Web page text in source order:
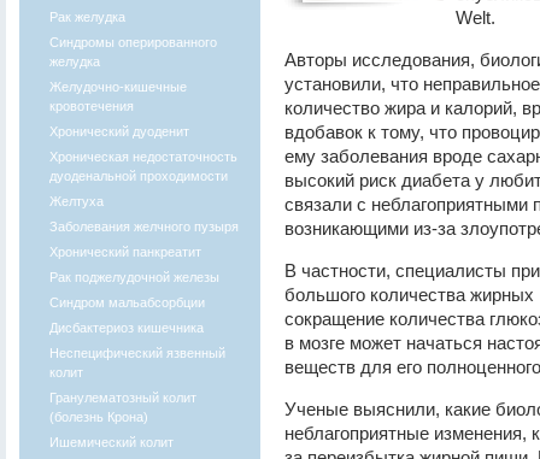
Рак желудка
Синдромы оперированного
желудка
Желудочно-кишечные
кровотечения
Хронический дуоденит
Хроническая недостаточность
дуоденальной проходимости
Желтуха
Заболевания желчного пузыря
Хронический панкреатит
Рак поджелудочной железы
Синдром мальабсорбции
Дисбактериоз кишечника
Неспецифический язвенный
колит
Гранулематозный колит
(болезнь Крона)
Ишемический колит
Welt.
Авторы исследования,
установили, что
количество жира и калорий,
вдобавок к тому, что
ему заболевания вроде
высокий риск диабета у
связали с неблагоприятными
возникающими из-за
В частности, специалисты
большого количества жирных
сокращение количества
в мозге может начаться
веществ для его
Ученые выяснили, какие
неблагоприятные изменения,